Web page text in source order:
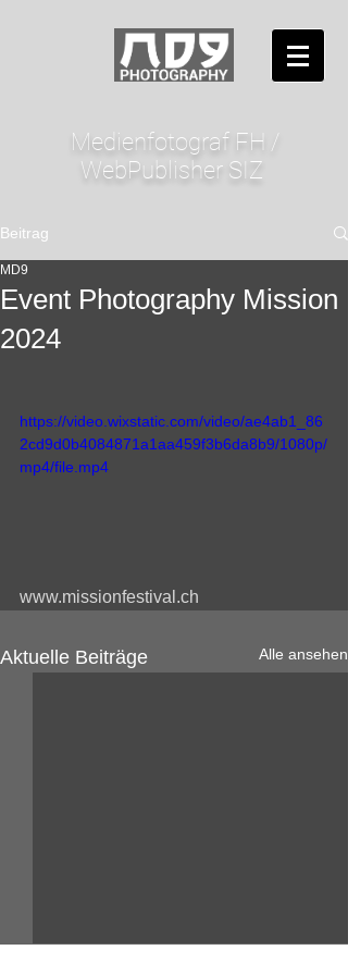
Medienfotograf FH /
WebPublisher SIZ
Beitrag
Event Photography Mission
2024
MD9
https://video.wixstatic.com/video/ae4ab1_86
2cd9d0b4084871a1aa459f3b6da8b9/1080p/
mp4/file.mp4
www.missionfestival.ch
Aktuelle Beiträge Alle ansehen